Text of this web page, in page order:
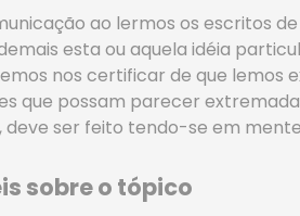
ao lermos os escritos
esta ou aquela idéia
nos certificar de que
que possam parecer
deve ser feito tendo-se em
sobre o tópico